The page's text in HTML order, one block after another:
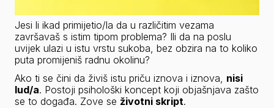
Jesi li ikad primijetio/la da u različitim vezama
završavaš s istim tipom problema? Ili da na poslu
uvijek ulazi u istu vrstu sukoba, bez obzira na to koliko
puta promijeniš radnu okolinu?
Ako ti se čini da živiš istu priču iznova i iznova, nisi
lud/a. Postoji psihološki koncept koji objašnjava zašto
se to događa. Zove se životni skript.